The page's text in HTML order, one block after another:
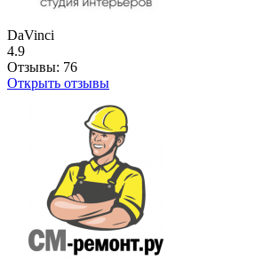
DaVinci
4.9
Отзывы: 76
Открыть отзывы